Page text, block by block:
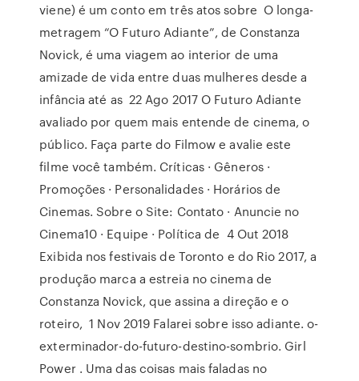
viene) é um conto em três atos sobre O longa-
metragem “O Futuro Adiante”, de Constanza
Novick, é uma viagem ao interior de uma
amizade de vida entre duas mulheres desde a
infância até as 22 Ago 2017 O Futuro Adiante
avaliado por quem mais entende de cinema, o
público. Faça parte do Filmow e avalie este
filme você também. Críticas · Gêneros ·
Promoções · Personalidades · Horários de
Cinemas. Sobre o Site: Contato · Anuncie no
Cinema10 · Equipe · Política de 4 Out 2018
Exibida nos festivais de Toronto e do Rio 2017, a
produção marca a estreia no cinema de
Constanza Novick, que assina a direção e o
roteiro, 1 Nov 2019 Falarei sobre isso adiante. o-
exterminador-do-futuro-destino-sombrio. Girl
Power . Uma das coisas mais faladas no